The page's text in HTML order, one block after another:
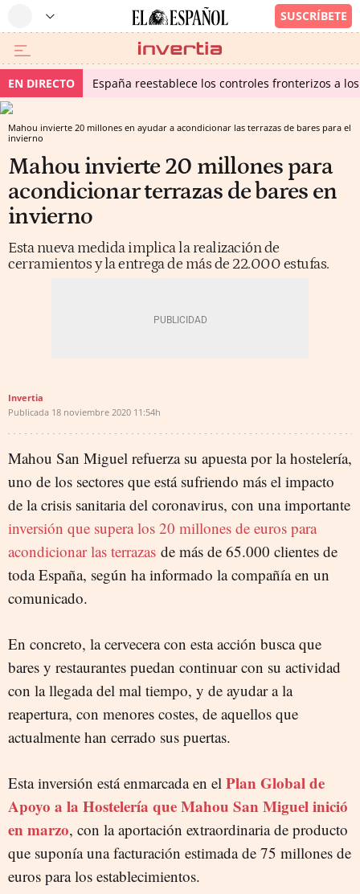
EN DIRECTO España reestablece los controles fronterizos a
Mahou invierte 20 millones en ayudar a acondicionar las terrazas de bares para el
invierno
Mahou invierte 20 millones para
acondicionar terrazas de bares en
invierno
Esta nueva medida implica la realización de
cerramientos y la entrega de más de 22.000 estufas.
Invertia
Publicada 18 noviembre 2020 11:54h
Mahou San Miguel refuerza su apuesta por la hostelería,
uno de los sectores que está sufriendo más el impacto
de la crisis sanitaria del coronavirus, con una importante
inversión que supera los 20 millones de euros para
acondicionar las terrazas de más de 65.000 clientes de
toda España, según ha informado la compañía en un
comunicado.
En concreto, la cervecera con esta acción busca que
bares y restaurantes puedan continuar con su actividad
con la llegada del mal tiempo, y de ayudar a la
reapertura, con menores costes, de aquellos que
actualmente han cerrado sus puertas.
Esta inversión está enmarcada en el Plan Global de
Apoyo a la Hostelería que Mahou San Miguel inició
en marzo, con la aportación extraordinaria de producto
que suponía una facturación estimada de 75 millones de
euros para los establecimientos.